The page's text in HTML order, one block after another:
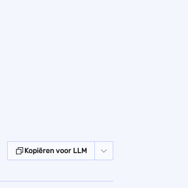
Kopiëren voor LLM